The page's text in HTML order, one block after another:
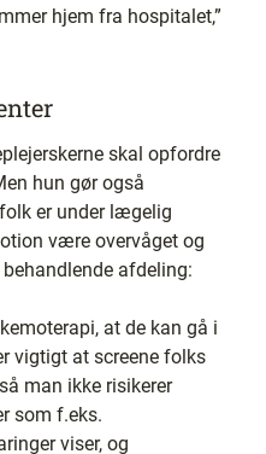
hjem fra hospitalet,”
skal opfordre
hun gør også
er under lægelig
være overvåget og
afdeling:
at de kan gå i
vigtigt at screene folks
man ikke risikerer
som f.eks.
viser, og